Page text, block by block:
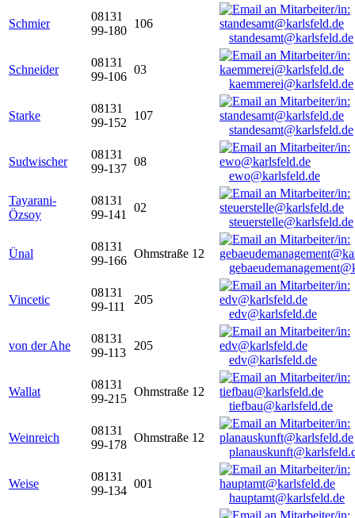
Schmier
08131
99-180
106
standesamt@karlsfeld.de
Schneider
08131
99-106
03
kaemmerei@karlsfeld.de
Starke
08131
99-152
107
standesamt@karlsfeld.de
Sudwischer
08131
99-137
08
ewo@karlsfeld.de
Tayarani-
Özsoy
08131
99-141
02
steuerstelle@karlsfeld.de
Ünal
08131
99-166
Ohmstraße 12
Vincetic
08131
99-111
205
edv@karlsfeld.de
von der Ahe
08131
99-113
205
edv@karlsfeld.de
Wallat
08131
99-215
Ohmstraße 12
tiefbau@karlsfeld.de
Weinreich
08131
99-178
Ohmstraße 12
Weise
08131
99-134
001
hauptamt@karlsfeld.de